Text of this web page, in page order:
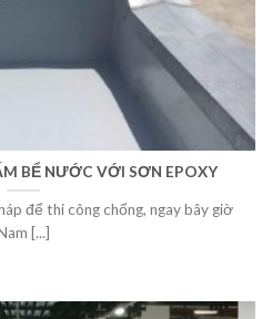
BỂ NƯỚC VỚI SƠN EPOXY
để thi công chống, ngay bây giờ
[...]